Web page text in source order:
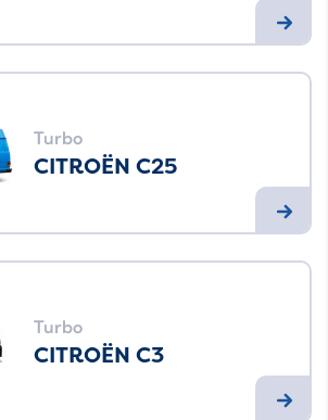
Turbo
CITROËN C25
Turbo
CITROËN C3